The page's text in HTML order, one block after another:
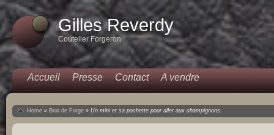
Gilles Reverdy
Coutelier Forgeron
Accueil Presse Contact A vendre
Home » Brut de Forge » Un mini et sa pochette pour aller aux champignons.